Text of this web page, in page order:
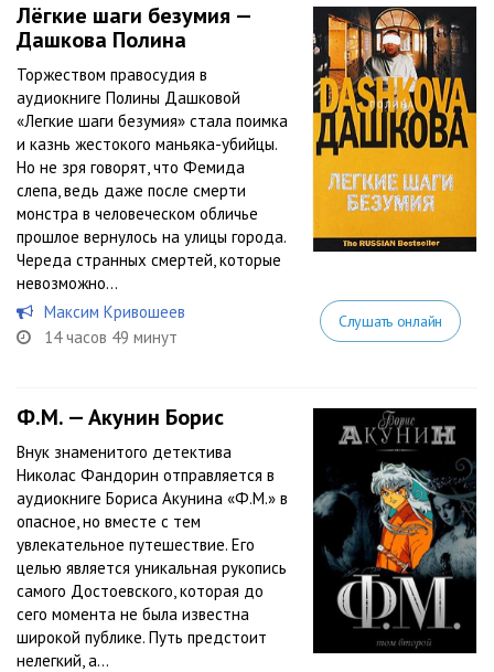
Лёгкие шаги безумия —
Дашкова Полина
Торжеством правосудия в
аудиокниге Полины Дашковой
«Легкие шаги безумия» стала поимка
и казнь жестокого маньяка-убийцы.
Но не зря говорят, что Фемида
слепа, ведь даже после смерти
монстра в человеческом обличье
прошлое вернулось на улицы города.
Череда странных смертей, которые
невозможно...
Максим Кривошеев
14 часов 49 минут
Слушать онлайн
Ф.М. — Акунин Борис
Внук знаменитого детектива
Николас Фандорин отправляется в
аудиокниге Бориса Акунина «Ф.М.» в
опасное, но вместе с тем
увлекательное путешествие. Его
целью является уникальная рукопись
самого Достоевского, которая до
сего момента не была известна
широкой публике. Путь предстоит
нелегкий, а...